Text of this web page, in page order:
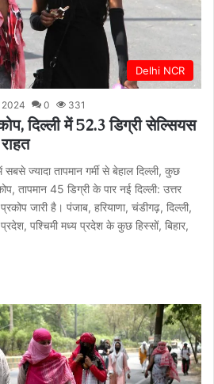
Delhi NCR
2024 0 331
दिल्ली में 52.3 डिग्री सेल्सियस
ज्यादा तापमान गर्मी से बेहाल दिल्ली, कुछ
तापमान 45 डिग्री के पार नई दिल्ली: उत्तर
जारी है। पंजाब, हरियाणा, चंडीगढ़, दिल्ली,
पश्चिमी मध्य प्रदेश के कुछ हिस्सों, बिहार,